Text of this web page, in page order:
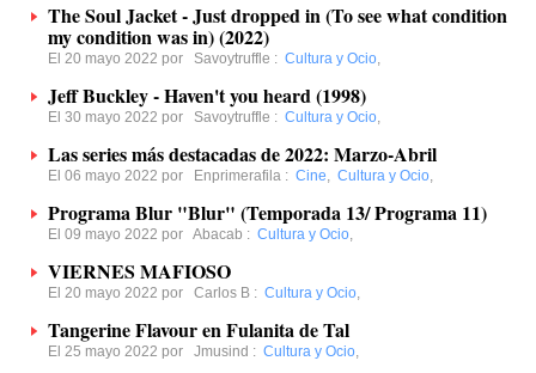
The Soul Jacket - Just dropped in (To see what condition
my condition was in) (2022)
El 20 mayo 2022 por Savoytruffle : Cultura y Ocio,
Jeff Buckley - Haven't you heard (1998)
El 30 mayo 2022 por Savoytruffle : Cultura y Ocio,
Las series más destacadas de 2022: Marzo-Abril
El 06 mayo 2022 por Enprimerafila : Cine, Cultura y Ocio,
Programa Blur "Blur" (Temporada 13/ Programa 11)
El 09 mayo 2022 por Abacab : Cultura y Ocio,
VIERNES MAFIOSO
El 20 mayo 2022 por Carlos B : Cultura y Ocio,
Tangerine Flavour en Fulanita de Tal
El 25 mayo 2022 por Jmusind : Cultura y Ocio,